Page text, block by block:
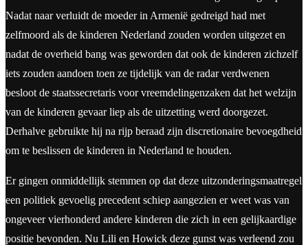
Nadat naar verluidt de moeder in Armenië gedreigd had met
zelfmoord als de kinderen Nederland zouden worden uitgezet en
nadat de overheid bang was geworden dat ook de kinderen zichzelf
iets zouden aandoen toen ze tijdelijk van de radar verdwenen
besloot de staatssecretaris voor vreemdelingenzaken dat het welzijn
van de kinderen gevaar liep als de uitzetting werd doorgezet.
Derhalve gebruikte hij na rijp beraad zijn discretionaire bevoegdheid
om te beslissen de kinderen in Nederland te houden.
Er gingen onmiddellijk stemmen op dat deze uitzonderingsmaatregel
een politiek gevoelig precedent schiep aangezien er weet was van
ongeveer vierhonderd andere kinderen die zich in een gelijkaardige
positie bevonden. Nu Lili en Howick deze gunst was verleend zou